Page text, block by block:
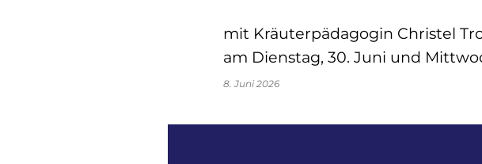
mit Kräuterpädagogin Christel
am Dienstag, 30. Juni und
8. Juni 2026